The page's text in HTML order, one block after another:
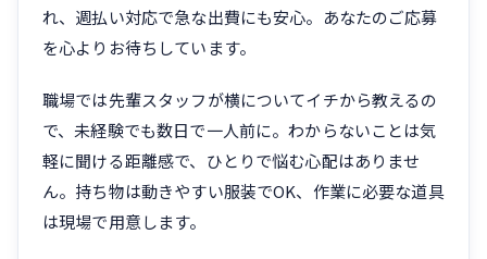
れ、週払い対応で急な出費にも安心。あなたのご応募
を心よりお待ちしています。
職場では先輩スタッフが横についてイチから教えるの
で、未経験でも数日で一人前に。わからないことは気
軽に聞ける距離感で、ひとりで悩む心配はありませ
ん。持ち物は動きやすい服装でOK、作業に必要な道具
は現場で用意します。